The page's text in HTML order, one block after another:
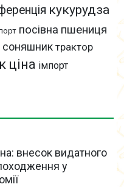
внесок видатного
у
кукурудза
посівна пшениця
соняшник трактор
ціна імпорт